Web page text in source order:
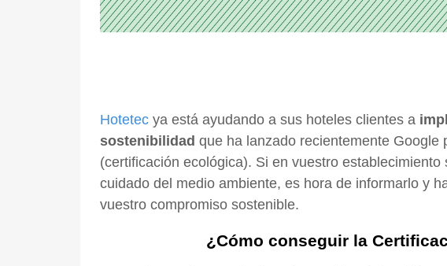
Hotetec ya está ayudando a sus hoteles clientes a
sostenibilidad que ha lanzado recientemente Google
(certificación ecológica). Si en vuestro
cuidado del medio ambiente, es hora de informarlo y
vuestro compromiso sostenible.
¿Cómo conseguir la